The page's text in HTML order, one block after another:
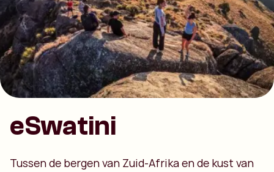
eSwatini
Tussen de bergen van Zuid-Afrika en de kust van